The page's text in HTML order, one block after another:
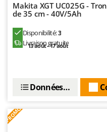
Makita XGT UC025G -
de 35 cm - 40V/5Ah
Disponibilité:3
Livraison gratuite
13 août - 17 août
Données techniques
PROMO